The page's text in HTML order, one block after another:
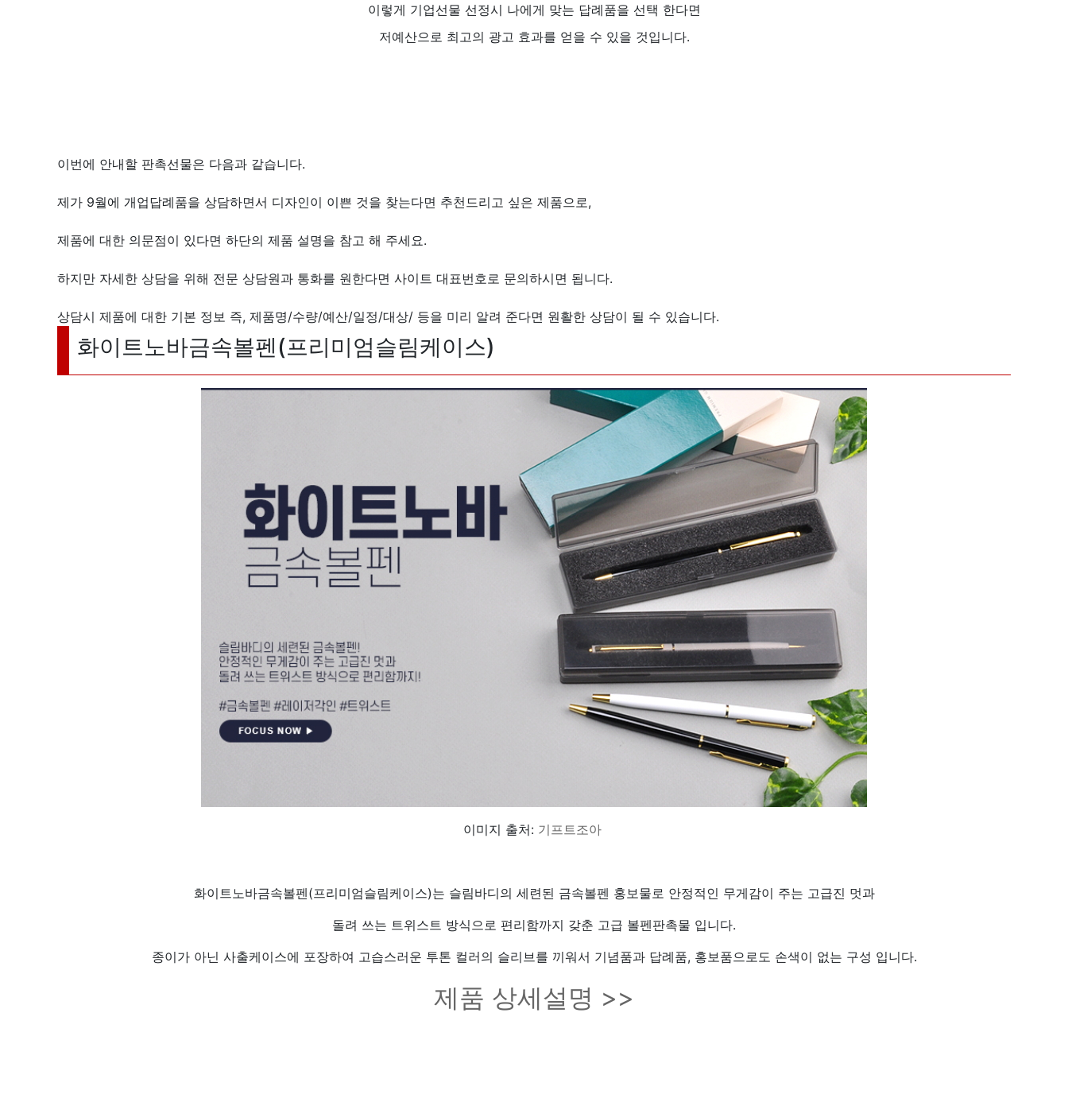
이렇게 기업선물 선정시 나에게 맞는 답례품을 선택 한다면
저예산으로 최고의 광고 효과를 얻을 수 있을 것입니다.
이번에 안내할 판촉선물은 다음과 같습니다.
제가 9월에 개업답례품을 상담하면서 디자인이 이쁜 것을 찾는다면 추천드리고 싶은 제품으로,
제품에 대한 의문점이 있다면 하단의 제품 설명을 참고 해 주세요.
하지만 자세한 상담을 위해 전문 상담원과 통화를 원한다면 사이트 대표번호로 문의하시면 됩니다.
상담시 제품에 대한 기본 정보 즉, 제품명/수량/예산/일정/대상/ 등을 미리 알려 준다면 원활한 상담이 될 수 있습니다.
화이트노바금속볼펜(프리미엄슬림케이스)
이미지 출처: 기프트조아
화이트노바금속볼펜(프리미엄슬림케이스)는 슬림바디의 세련된 금속볼펜 홍보물로 안정적인 무게감이 주는 고급진 멋과
돌려 쓰는 트위스트 방식으로 편리함까지 갖춘 고급 볼펜판촉물 입니다.
종이가 아닌 사출케이스에 포장하여 고습스러운 투톤 컬러의 슬리브를 끼워서 기념품과 답례품, 홍보품으로도 손색이 없는 구성 입니다.
제품 상세설명 >>